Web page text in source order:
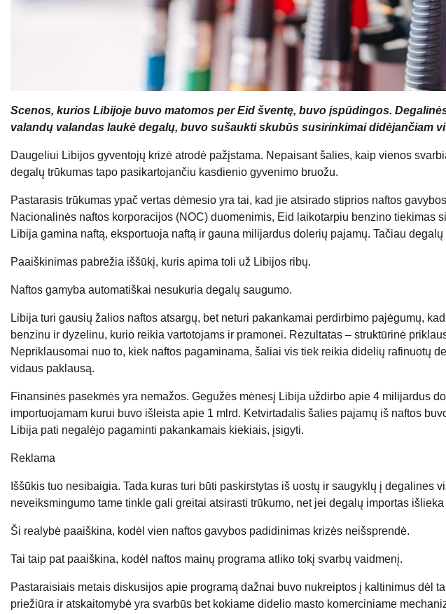
Scenos, kurios Libijoje buvo matomos per Eid šventę, buvo įspūdingos.
valandų valandas laukė degalų, buvo sušaukti skubūs susirinkimai didėjančiam
Daugeliui Libijos gyventojų krizė atrodė pažįstama. Nepaisant šalies, kaip vienos
degalų trūkumas tapo pasikartojančiu kasdienio gyvenimo bruožu.
Pastarasis trūkumas ypač vertas dėmesio yra tai, kad jie atsirado stiprios naftos
Nacionalinės naftos korporacijos (NOC) duomenimis, Eid laikotarpiu benzino tiekimas
Libija gamina naftą, eksportuoja naftą ir gauna milijardus dolerių pajamų. Tačiau
Paaiškinimas pabrėžia iššūkį, kuris apima toli už Libijos ribų.
Naftos gamyba automatiškai nesukuria degalų saugumo.
Libija turi gausių žalios naftos atsargų, bet neturi pakankamai perdirbimo pajėgumų,
benzinu ir dyzelinu, kurio reikia vartotojams ir pramonei. Rezultatas – struktūrinė
Nepriklausomai nuo to, kiek naftos pagaminama, šaliai vis tiek reikia didelių rafinuotų
vidaus paklausą.
Finansinės pasekmės yra nemažos. Gegužės mėnesį Libija uždirbo apie 4 milijardus
importuojamam kurui buvo išleista apie 1 mlrd. Ketvirtadalis šalies pajamų iš naftos
Libija pati negalėjo pagaminti pakankamais kiekiais, įsigyti.
Reklama
Iššūkis tuo nesibaigia. Tada kuras turi būti paskirstytas iš uostų ir saugyklų į degalines
neveiksmingumo tame tinkle gali greitai atsirasti trūkumo, net jei degalų importas
Ši realybė paaiškina, kodėl vien naftos gavybos padidinimas krizės neišsprendė.
Tai taip pat paaiškina, kodėl naftos mainų programa atliko tokį svarbų vaidmenį.
Pastaraisiais metais diskusijos apie programą dažnai buvo nukreiptos į kaltinimus dėl
priežiūra ir atskaitomybė yra svarbūs bet kokiame didelio masto komerciniame